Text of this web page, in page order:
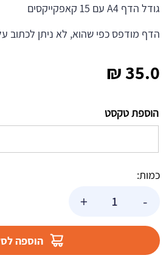
35.0
₪
הוספת טקסט
כמות:
-
+
הוספה
גודל הדף A4 עם 15 קאפקייקסים
הדף מודפס כפי שהוא, לא ניתן לכתוב